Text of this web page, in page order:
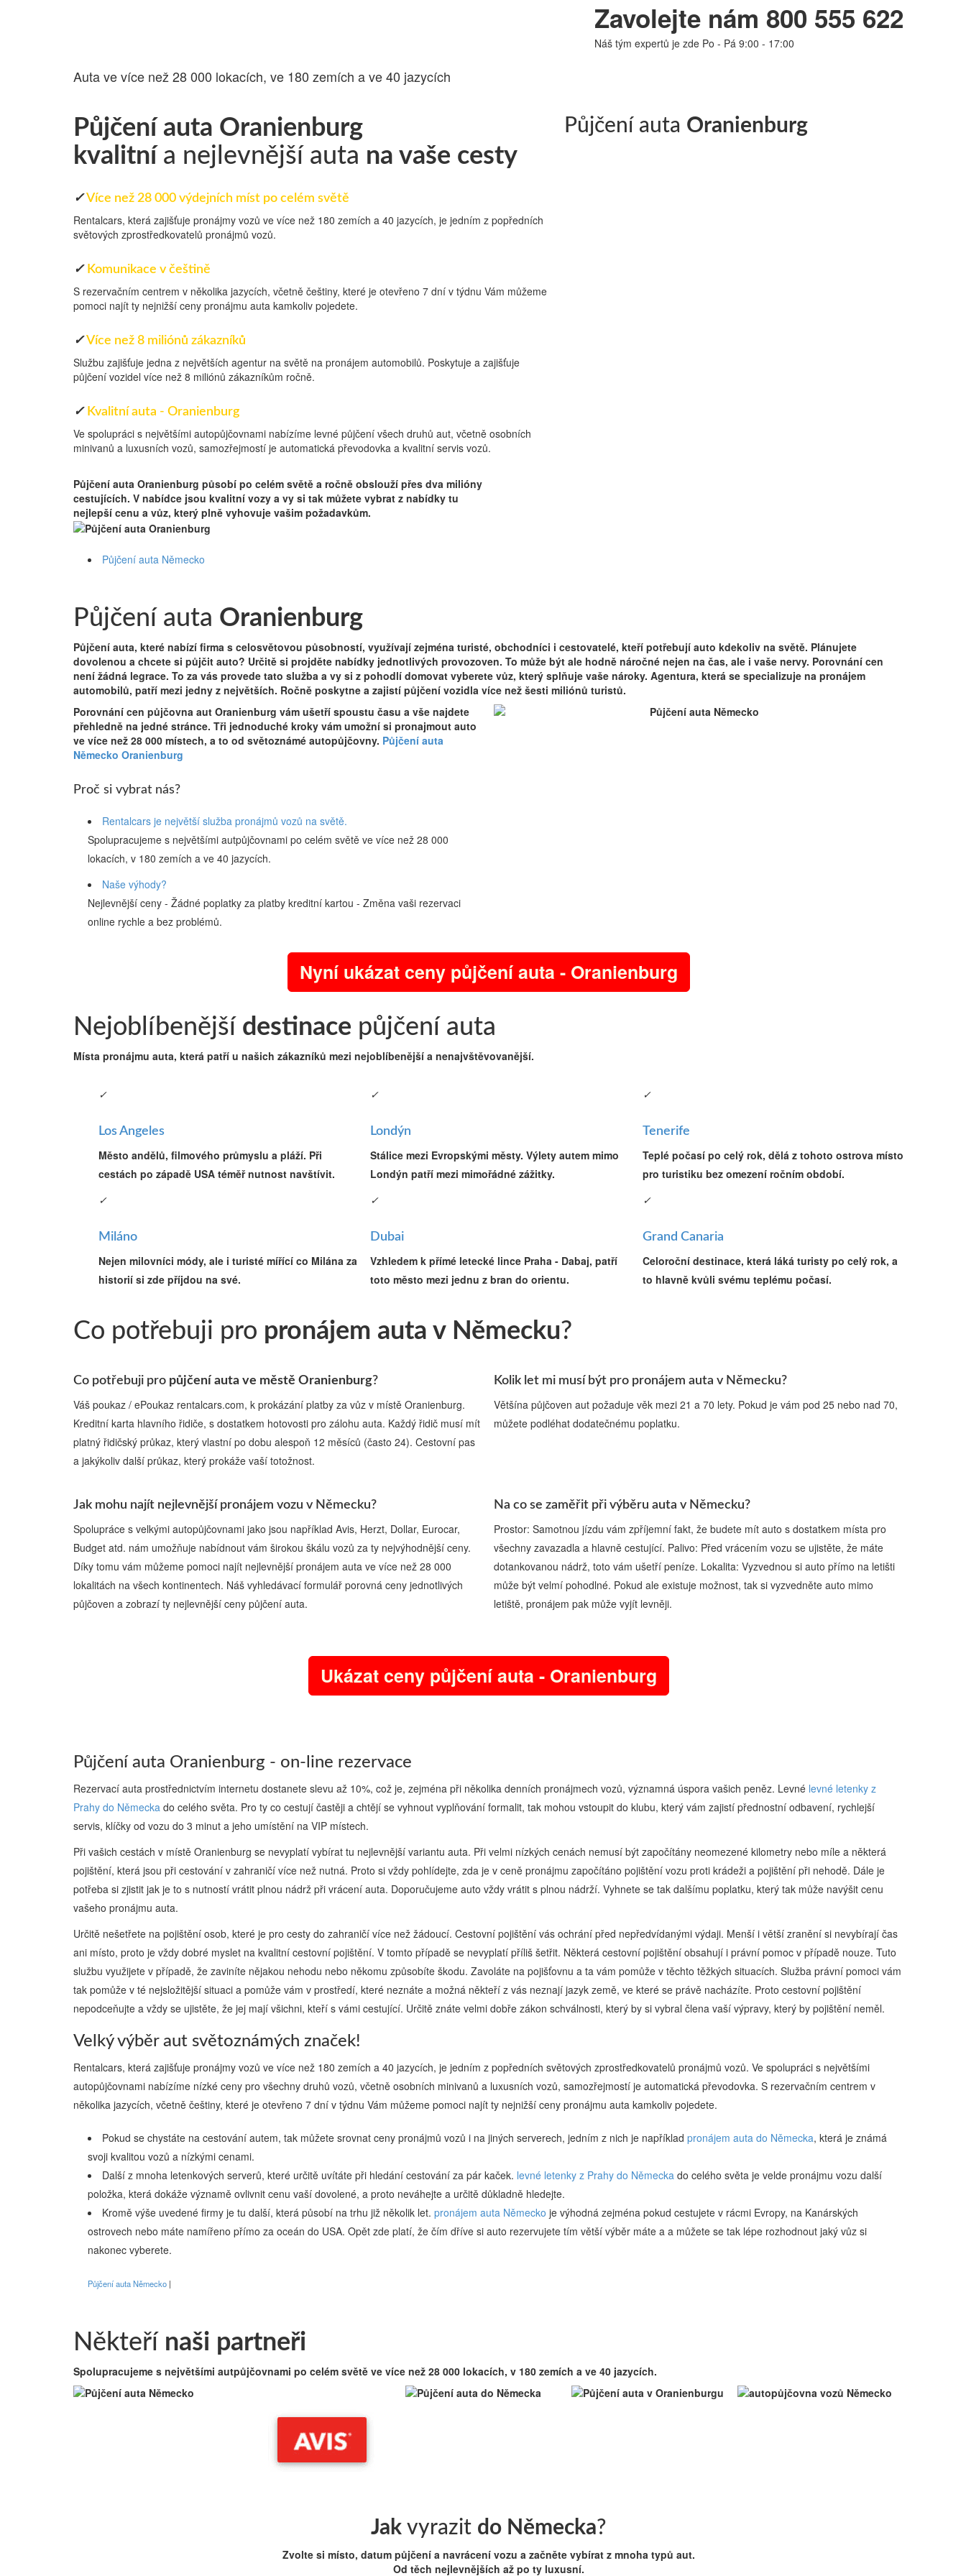
Auta ve více než 28 000 lokacích, ve 180 zemích a ve 40 jazycích
Zavolejte nám 800 555 622
Náš tým expertů je zde Po - Pá 9:00 - 17:00
Půjčení auta Oranienburg
kvalitní a nejlevnější auta na vaše cesty
✓Více než 28 000 výdejních míst po celém světě
Rentalcars, která zajišťuje pronájmy vozů ve více než 180 zemích a 40 jazycích, je jedním z popředních
světových zprostředkovatelů pronájmů vozů.
✓ Komunikace v češtině
S rezervačním centrem v několika jazycích, včetně češtiny, které je otevřeno 7 dní v týdnu Vám můžeme
pomoci najít ty nejnižší ceny pronájmu auta kamkoliv pojedete.
✓Více než 8 miliónů zákazníků
Službu zajišťuje jedna z největších agentur na světě na pronájem automobilů. Poskytuje a zajišťuje
půjčení vozidel více než 8 miliónů zákazníkům ročně.
✓ Kvalitní auta - Oranienburg
Ve spolupráci s největšími autopůjčovnami nabízíme levné půjčení všech druhů aut, včetně osobních
minivanů a luxusních vozů, samozřejmostí je automatická převodovka a kvalitní servis vozů.
Půjčení auta Oranienburg
Půjčení auta Oranienburg působí po celém světě a ročně obslouží přes dva milióny
cestujících. V nabídce jsou kvalitní vozy a vy si tak můžete vybrat z nabídky tu
nejlepší cenu a vůz, který plně vyhovuje vašim požadavkům.
Půjčení auta Německo
Půjčení auta Oranienburg
Půjčení auta, které nabízí firma s celosvětovou působností, využívají zejména turisté, obchodníci i cestovatelé, kteří potřebují auto kdekoliv na světě. Plánujete
dovolenou a chcete si půjčit auto? Určitě si projděte nabídky jednotlivých provozoven. To může být ale hodně náročné nejen na čas, ale i vaše nervy. Porovnání cen
není žádná legrace. To za vás provede tato služba a vy si z pohodlí domovat vyberete vůz, který splňuje vaše nároky. Agentura, která se specializuje na pronájem
automobilů, patří mezi jedny z největších. Ročně poskytne a zajistí půjčení vozidla více než šesti miliónů turistů.
Porovnání cen půjčovna aut Oranienburg vám ušetří spoustu času a vše najdete
přehledně na jedné stránce. Tři jednoduché kroky vám umožní si pronajmout auto
ve více než 28 000 místech, a to od světoznámé autopůjčovny. Půjčení auta
Německo Oranienburg
Proč si vybrat nás?
Rentalcars je největší služba pronájmů vozů na světě.
Spolupracujeme s největšími autpůjčovnami po celém světě ve více než 28 000
lokacích, v 180 zemích a ve 40 jazycích.
Naše výhody?
Nejlevnější ceny - Žádné poplatky za platby kreditní kartou - Změna vaši rezervaci
online rychle a bez problémů.
Nyní ukázat ceny půjčení auta - Oranienburg
Nejoblíbenější destinace půjčení auta
Místa pronájmu auta, která patří u našich zákazníků mezi nejoblíbenější a nenajvštěvovanější.
✓
Los Angeles
Město andělů, filmového průmyslu a pláží. Při
cestách po západě USA téměř nutnost navštívit.
✓
Londýn
Stálice mezi Evropskými městy. Výlety autem mimo
Londýn patří mezi mimořádné zážitky.
✓
Tenerife
Teplé počasí po celý rok, dělá z tohoto ostrova místo
pro turistiku bez omezení ročním období.
✓
Miláno
Nejen milovníci módy, ale i turisté mířící co Milána za
historií si zde příjdou na své.
✓
Dubai
Vzhledem k přímé letecké lince Praha - Dabaj, patří
toto město mezi jednu z bran do orientu.
✓
Grand Canaria
Celoroční destinace, která láká turisty po celý rok, a
to hlavně kvůli svému teplému počasí.
Co potřebuji pro pronájem auta v Německu?
Co potřebuji pro půjčení auta ve městě Oranienburg?
Váš poukaz / ePoukaz rentalcars.com, k prokázání platby za vůz v místě Oranienburg.
Kreditní karta hlavního řidiče, s dostatkem hotovosti pro zálohu auta. Každý řidič musí mít
platný řidičský průkaz, který vlastní po dobu alespoň 12 měsíců (často 24). Cestovní pas
a jakýkoliv další průkaz, který prokáže vaší totožnost.
Kolik let mi musí být pro pronájem auta v Německu?
Většína půjčoven aut požaduje věk mezi 21 a 70 lety. Pokud je vám pod 25 nebo nad 70,
můžete podléhat dodatečnému poplatku.
Jak mohu najít nejlevnější pronájem vozu v Německu?
Spolupráce s velkými autopůjčovnami jako jsou například Avis, Herzt, Dollar, Eurocar,
Budget atd. nám umožňuje nabídnout vám širokou škálu vozů za ty nejvýhodnější ceny.
Díky tomu vám můžeme pomoci najít nejlevnější pronájem auta ve více než 28 000
lokalitách na všech kontinentech. Náš vyhledávací formulář porovná ceny jednotlivých
půjčoven a zobrazí ty nejlevnější ceny půjčení auta.
Na co se zaměřit při výběru auta v Německu?
Prostor: Samotnou jízdu vám zpříjemní fakt, že budete mít auto s dostatkem místa pro
všechny zavazadla a hlavně cestující. Palivo: Před vrácením vozu se ujistěte, že máte
dotankovanou nádrž, toto vám ušetří peníze. Lokalita: Vyzvednou si auto přímo na letišti
může být velmí pohodlné. Pokud ale existuje možnost, tak si vyzvedněte auto mimo
letiště, pronájem pak může vyjít levněji.
Ukázat ceny půjčení auta - Oranienburg
Půjčení auta Oranienburg - on-line rezervace
Rezervací auta prostřednictvím internetu dostanete slevu až 10%, což je, zejména při několika denních pronájmech vozů, významná úspora vašich peněz. Levné levné letenky z
Prahy do Německa do celého světa. Pro ty co cestují častěji a chtějí se vyhnout vyplňování formalit, tak mohou vstoupit do klubu, který vám zajistí přednostní odbavení, rychlejší
servis, klíčky od vozu do 3 minut a jeho umístění na VIP místech.
Při vašich cestách v místě Oranienburg se nevyplatí vybírat tu nejlevnější variantu auta. Při velmi nízkých cenách nemusí být započítány neomezené kilometry nebo míle a některá
pojištění, která jsou při cestování v zahraničí více než nutná. Proto si vždy pohlídejte, zda je v ceně pronájmu započítáno pojištění vozu proti krádeži a pojištění při nehodě. Dále je
potřeba si zjistit jak je to s nutností vrátit plnou nádrž při vrácení auta. Doporučujeme auto vždy vrátit s plnou nádrží. Vyhnete se tak dalšímu poplatku, který tak může navýšit cenu
vašeho pronájmu auta.
Určitě nešetřete na pojištění osob, které je pro cesty do zahraničí více než žádoucí. Cestovní pojištění vás ochrání před nepředvídanými výdaji. Menší i větší zranění si nevybírají čas
ani místo, proto je vždy dobré myslet na kvalitní cestovní pojištění. V tomto případě se nevyplatí příliš šetřit. Některá cestovní pojištění obsahují i právní pomoc v případě nouze. Tuto
službu využijete v případě, že zaviníte nějakou nehodu nebo někomu způsobíte škodu. Zavoláte na pojišťovnu a ta vám pomůže v těchto těžkých situacích. Služba právní pomoci vám
tak pomůže v té nejsložitější situaci a pomůže vám v prostředí, které neznáte a možná někteří z vás neznají jazyk země, ve které se právě nacházíte. Proto cestovní pojištění
nepodceňujte a vždy se ujistěte, že jej mají všichni, kteří s vámi cestující. Určitě znáte velmi dobře zákon schválnosti, který by si vybral člena vaší výpravy, který by pojištění neměl.
Velký výběr aut světoznámých značek!
Rentalcars, která zajišťuje pronájmy vozů ve více než 180 zemích a 40 jazycích, je jedním z popředních světových zprostředkovatelů pronájmů vozů. Ve spolupráci s největšími
autopůjčovnami nabízíme nízké ceny pro všechny druhů vozů, včetně osobních minivanů a luxusních vozů, samozřejmostí je automatická převodovka. S rezervačním centrem v
několika jazycích, včetně češtiny, které je otevřeno 7 dní v týdnu Vám můžeme pomoci najít ty nejnižší ceny pronájmu auta kamkoliv pojedete.
Pokud se chystáte na cestování autem, tak můžete srovnat ceny pronájmů vozů i na jiných serverech, jedním z nich je například pronájem auta do Německa, která je známá
svoji kvalitou vozů a nízkými cenami.
Další z mnoha letenkových serverů, které určitě uvítáte při hledání cestování za pár kaček. levné letenky z Prahy do Německa do celého světa je velde pronájmu vozu další
položka, která dokáže významě ovlivnit cenu vaší dovolené, a proto neváhejte a určitě důkladně hledejte.
Kromě výše uvedené firmy je tu další, která působí na trhu již několik let. pronájem auta Německo je výhodná zejména pokud cestujete v rácmi Evropy, na Kanárských
ostrovech nebo máte namířeno přímo za oceán do USA. Opět zde platí, že čím dříve si auto rezervujete tím větší výběr máte a a můžete se tak lépe rozhodnout jaký vůz si
nakonec vyberete.
Půjčení auta Německo
Někteří naši partneři
Spolupracujeme s největšími autpůjčovnami po celém světě ve více než 28 000 lokacích, v 180 zemích a ve 40 jazycích.
Jak vyrazit do Německa?
Zvolte si místo, datum půjčení a navrácení vozu a začněte vybírat z mnoha typů aut.
Od těch nejlevnějších až po ty luxusní.